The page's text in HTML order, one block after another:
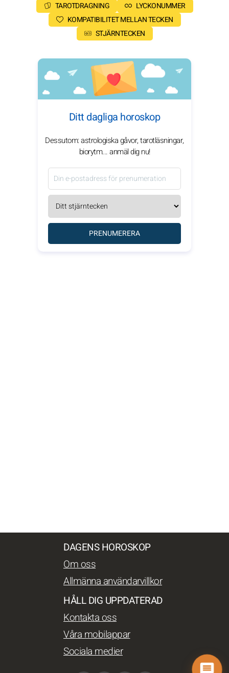
TAROTDRAGNING
LYCKONUMMER
KOMPATIBILITET MELLAN TECKEN
STJÄRNTECKEN
Ditt dagliga horoskop
Dessutom: astrologiska gåvor, tarotläsningar,
biorytm... anmäl dig nu!
PRENUMERERA
DAGENS HOROSKOP
Om oss
Allmänna användarvillkor
HÅLL DIG UPPDATERAD
Kontakta oss
Våra mobilappar
Sociala medier